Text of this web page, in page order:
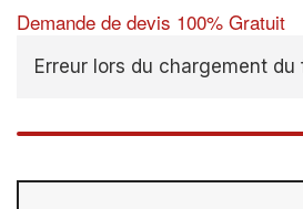
Demande de devis 100% Gratuit
Erreur lors du chargement du